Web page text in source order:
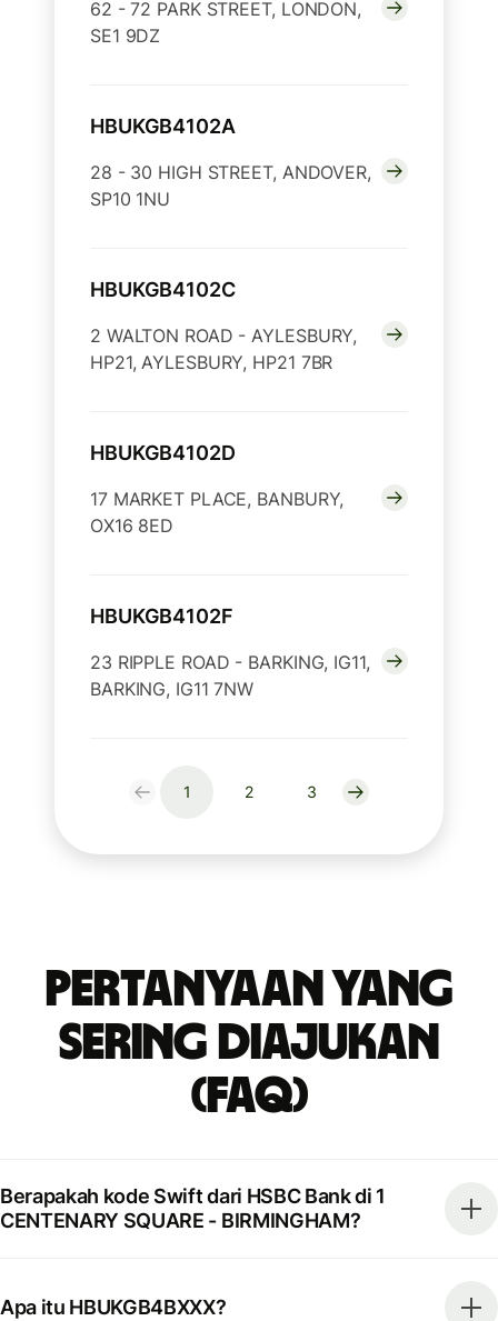
62 - 72 PARK STREET, LONDON,
SE1 9DZ
HBUKGB4102A
28 - 30 HIGH STREET, ANDOVER,
SP10 1NU
HBUKGB4102C
2 WALTON ROAD - AYLESBURY,
HP21, AYLESBURY, HP21 7BR
HBUKGB4102D
17 MARKET PLACE, BANBURY,
OX16 8ED
HBUKGB4102F
23 RIPPLE ROAD - BARKING, IG11,
BARKING, IG11 7NW
1 2 3
Pertanyaan yang
Sering Diajukan
(FAQ)
Berapakah kode Swift dari HSBC Bank di 1
CENTENARY SQUARE - BIRMINGHAM?
Apa itu HBUKGB4BXXX?